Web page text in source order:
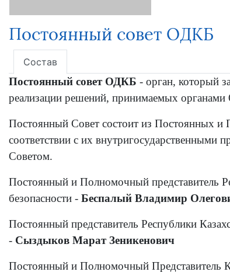
Постоянный совет ОДКБ
Состав
Постоянный совет ОДКБ - орган, который
реализации решений, принимаемых
Постоянный Совет состоит из Постоянных и
соответствии с их внутригосударственными
Советом.
Постоянный и Полномочный представитель
безопасности - Беспалый Владимир
Постоянный представитель Республики
- Сыздыков Марат Зеникенович
Постоянный и Полномочный Представитель